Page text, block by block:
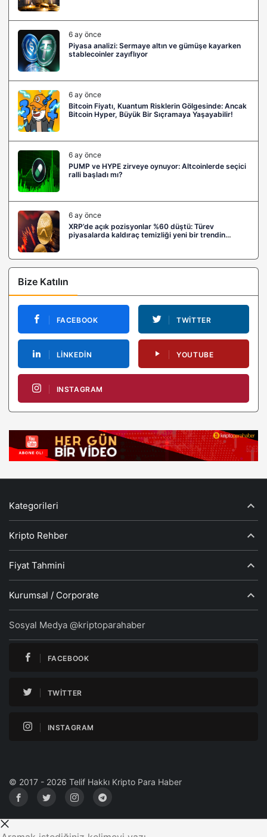
6 ay önce
Piyasa analizi: Sermaye altın ve gümüşe kayarken
stablecoinler zayıflıyor
6 ay önce
Bitcoin Fiyatı, Kuantum Risklerin Gölgesinde: Ancak
Bitcoin Hyper, Büyük Bir Sıçramaya Yaşayabilir!
6 ay önce
PUMP ve HYPE zirveye oynuyor: Altcoinlerde seçici
ralli başladı mı?
6 ay önce
XRP’de açık pozisyonlar %60 düştü: Türev
piyasalarda kaldıraç temizliği yeni bir trendin
Bize Katılın
FACEBOOK TWITTER
LINKEDIN YOUTUBE
INSTAGRAM
Kategorileri
Kripto Rehber
Fiyat Tahmini
Kurumsal / Corporate
Sosyal Medya @kriptoparahaber
FACEBOOK
TWITTER
INSTAGRAM
© 2017 - 2026 Telif Hakkı Kripto Para Haber